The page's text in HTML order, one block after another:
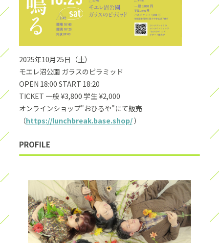
2025年10月25日（土）
モエレ沼公園 ガラスのピラミッド
OPEN 18:00 START 18:20
TICKET 一般 ¥3,800 学生 ¥2,000
オンラインショップ"おひるや"にて販売
（https://lunchbreak.base.shop/）
PROFILE